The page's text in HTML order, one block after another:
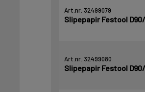
Art.nr. 32499079
Slipepapir Festool
Art.nr. 32499080
Slipepapir Festool